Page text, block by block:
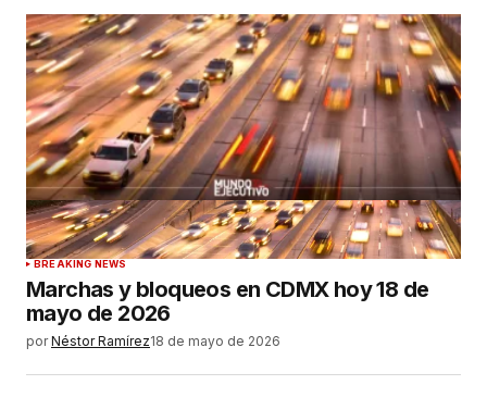
BREAKING NEWS
Marchas y bloqueos en CDMX hoy 18 de
mayo de 2026
por Néstor Ramírez18 de mayo de 2026